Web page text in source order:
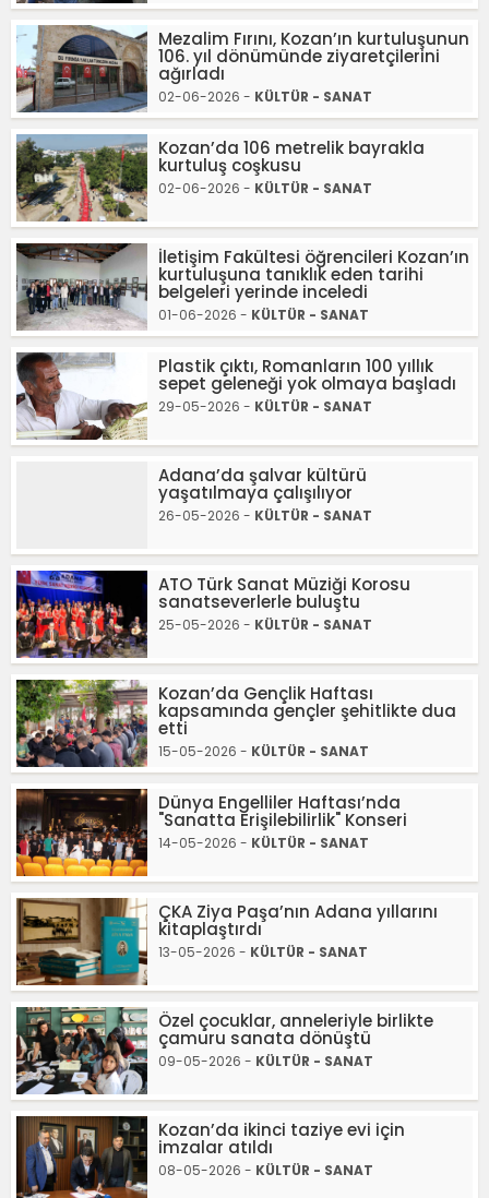
Mezalim Fırını, Kozan’ın kurtuluşunun
106. yıl dönümünde ziyaretçilerini
ağırladı
02-06-2026 - KÜLTÜR - SANAT
Kozan’da 106 metrelik bayrakla
kurtuluş coşkusu
02-06-2026 - KÜLTÜR - SANAT
İletişim Fakültesi öğrencileri Kozan’ın
kurtuluşuna tanıklık eden tarihi
belgeleri yerinde inceledi
01-06-2026 - KÜLTÜR - SANAT
Plastik çıktı, Romanların 100 yıllık
sepet geleneği yok olmaya başladı
29-05-2026 - KÜLTÜR - SANAT
Adana’da şalvar kültürü
yaşatılmaya çalışılıyor
26-05-2026 - KÜLTÜR - SANAT
ATO Türk Sanat Müziği Korosu
sanatseverlerle buluştu
25-05-2026 - KÜLTÜR - SANAT
Kozan’da Gençlik Haftası
kapsamında gençler şehitlikte dua
etti
15-05-2026 - KÜLTÜR - SANAT
Dünya Engelliler Haftası’nda
"Sanatta Erişilebilirlik" Konseri
14-05-2026 - KÜLTÜR - SANAT
ÇKA Ziya Paşa’nın Adana yıllarını
kitaplaştırdı
13-05-2026 - KÜLTÜR - SANAT
Özel çocuklar, anneleriyle birlikte
çamuru sanata dönüştü
09-05-2026 - KÜLTÜR - SANAT
Kozan’da ikinci taziye evi için
imzalar atıldı
08-05-2026 - KÜLTÜR - SANAT